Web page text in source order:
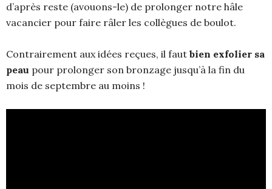
d’après reste (avouons-le) de prolonger notre hâle
vacancier pour faire râler les collègues de boulot.
Contrairement aux idées reçues, il faut bien exfolier sa
peau pour prolonger son bronzage jusqu’à la fin du
mois de septembre au moins !